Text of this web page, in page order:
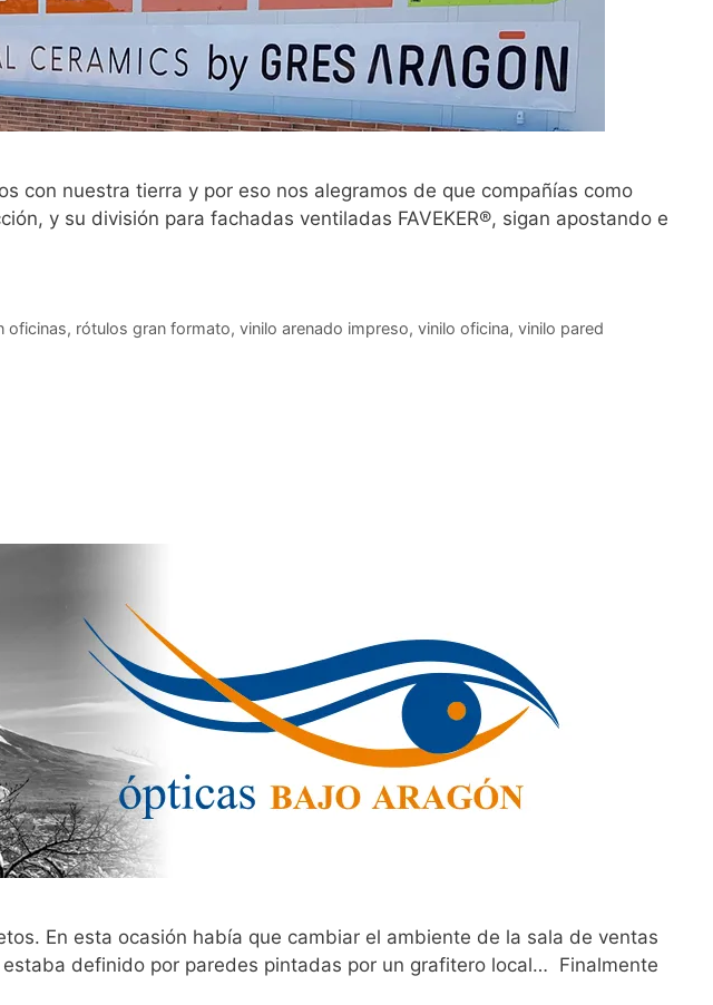
con nuestra tierra y por eso nos alegramos de que compañías como
y su división para fachadas ventiladas FAVEKER®, sigan apostando e
oficinas, rótulos gran formato, vinilo arenado impreso, vinilo oficina, vinilo pared
En esta ocasión había que cambiar el ambiente de la sala de ventas
definido por paredes pintadas por un grafitero local… Finalmente